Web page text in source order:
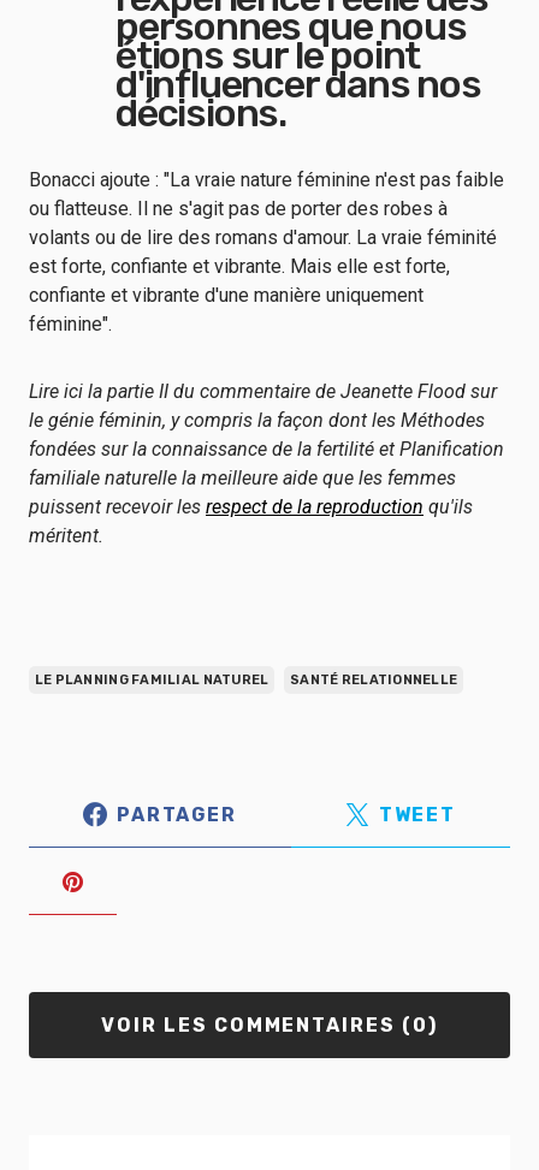
personnes que nous
étions sur le point
d'influencer dans nos
décisions.
Bonacci ajoute : "La vraie nature féminine n'est pas faible
ou flatteuse. Il ne s'agit pas de porter des robes à
volants ou de lire des romans d'amour. La vraie féminité
est forte, confiante et vibrante. Mais elle est forte,
confiante et vibrante d'une manière uniquement
féminine".
Lire ici la partie II du commentaire de Jeanette Flood sur
le génie féminin, y compris la façon dont les Méthodes
fondées sur la connaissance de la fertilité et Planification
familiale naturelle la meilleure aide que les femmes
puissent recevoir les respect de la reproduction qu'ils
méritent.
LE PLANNING FAMILIAL NATUREL SANTÉ RELATIONNELLE
PARTAGER TWEET
VOIR LES COMMENTAIRES (0)